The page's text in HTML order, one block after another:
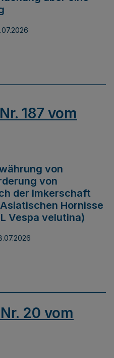
187 vom
von
von
der Imkerschaft
Hornisse
Vespa velutina)
20 vom